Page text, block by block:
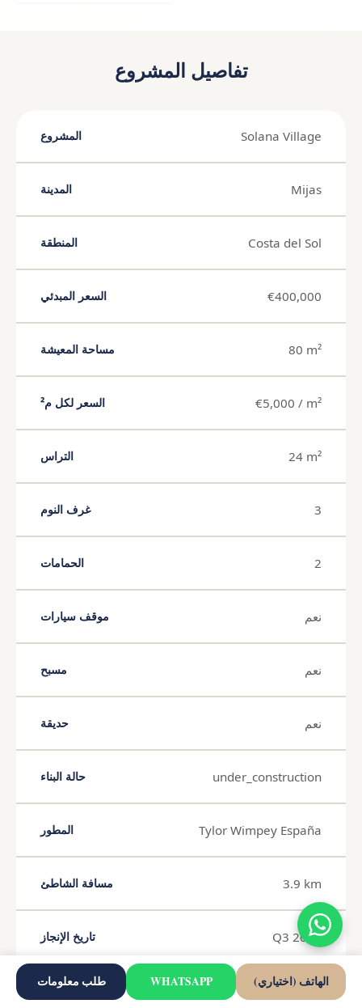
تفاصيل المشروع
المشروع Solana Village
المدينة Mijas
المنطقة Costa del Sol
السعر المبدئي €400,000
مساحة المعيشة 80 m²
السعر لكل م² €5,000 / m²
التراس 24 m²
غرف النوم 3
الحمامات 2
موقف سيارات نعم
مسبح نعم
حديقة نعم
حالة البناء under_construction
المطور Tylor Wimpey España
مسافة الشاطئ 3.9 km
تاريخ الإنجاز Q3 2027
تاريخ النشر 2026-07-04
طلب معلومات WHATSAPP الهاتف (اختياري)